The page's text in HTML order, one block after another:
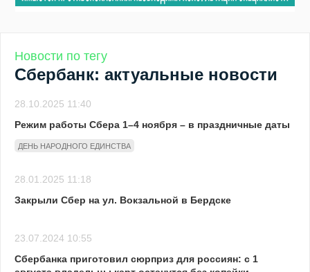
Новости по тегу
Сбербанк: актуальные новости
28.10.2025 11:40
Режим работы Сбера 1–4 ноября – в праздничные даты
ДЕНЬ НАРОДНОГО ЕДИНСТВА
28.01.2025 11:18
Закрыли Сбер на ул. Вокзальной в Бердске
23.07.2024 10:55
Сбербанка приготовил сюрприз для россиян: с 1